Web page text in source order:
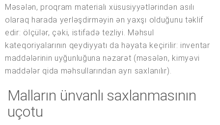
Məsələn, proqram materialı xüsusiyyətlərindən asılı
olaraq harada yerləşdirməyin ən yaxşı olduğunu təklif
edir: ölçülər, çəki, istifadə tezliyi. Məhsul
kateqoriyalarının qeydiyyatı da həyata keçirilir: inventar
maddələrinin uyğunluğuna nəzarət (məsələn, kimyəvi
maddələr qida məhsullarından ayrı saxlanılır).
Malların ünvanlı saxlanmasının
uçotu